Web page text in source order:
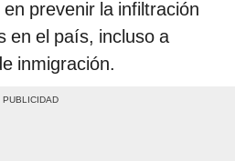
prevenir la infiltración
en el país, incluso a
inmigración.